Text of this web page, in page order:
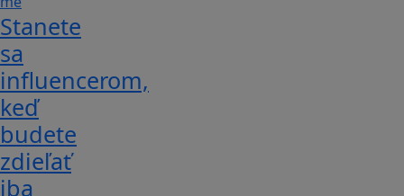
Stanete
sa
influencerom,
keď
budete
zdieľať
iba